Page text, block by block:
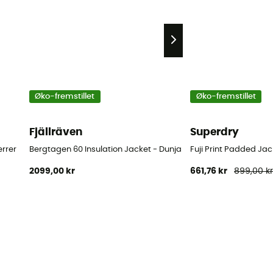
Øko-fremstillet
Fjällräven
Bergtagen 60 Insulation Jacket - Dunjakke - Herrer
2099,00 kr
Øko-fremstillet
Superdry
Fuji Print Padded
661,76 kr 899,00 kr